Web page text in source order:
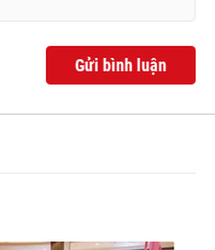
Gửi bình luận